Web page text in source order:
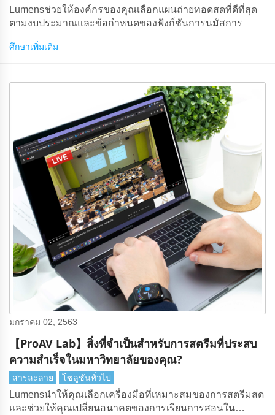
Lumensช่วยให้องค์กรของคุณเลือกแผนถ่ายทอดสดที่ดีที่สุด
ตามงบประมาณและข้อกําหนดของฟังก์ชันการนมัสการ
ศึกษาเพิ่มเติม
มกราคม 02, 2563
【ProAV Lab】สิ่งที่จําเป็นสําหรับการสตรีมที่ประสบ
ความสําเร็จในมหาวิทยาลัยของคุณ?
สารละลาย โซลูชันทั่วไป
Lumensนําให้คุณเลือกเครื่องมือที่เหมาะสมของการสตรีมสด
และช่วยให้คุณเปลี่ยนอนาคตของการเรียนการสอนใน